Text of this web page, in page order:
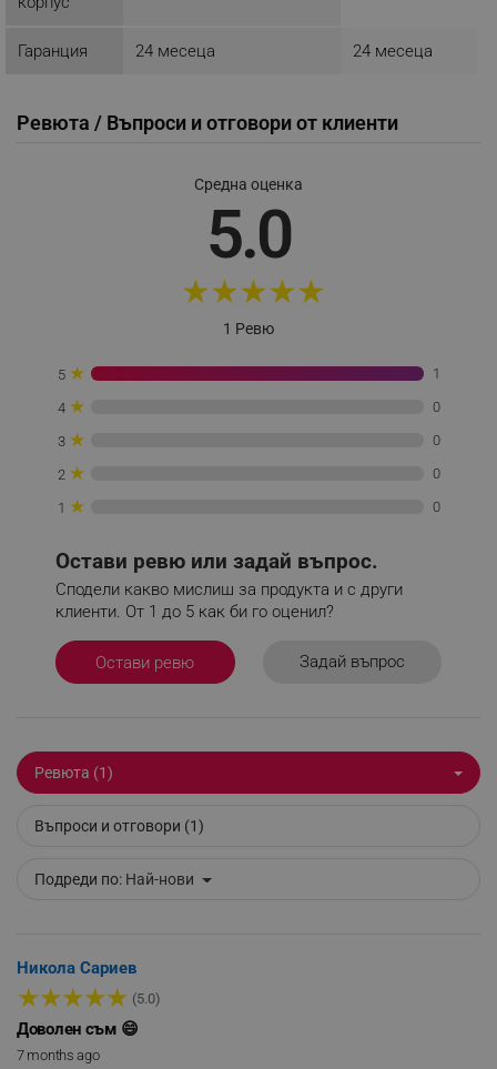
Гаранция 24 месеца 24 месеца
Ревюта / Въпроси и отговори от клиенти
Средна оценка
5.0
★★★★★
1 Ревю
5 ★ 1
4 ★ 0
3 ★ 0
2 ★ 0
1 ★ 0
Остави ревю или задай въпрос.
Сподели какво мислиш за продукта и с други
клиенти. От 1 до 5 как би го оценил?
Остави ревю Задай въпрос
Ревюта (1)
Въпроси и отговори (1)
Подреди по: Най-нови
Никола Сариев
★★★★★ (5.0)
Доволен съм 😄
7 months ago
_sgf_delayed_campaigns .alleop.bg
.alleop.bg
segmentifyExtension
rlv_p
rlv_g
rlv_s